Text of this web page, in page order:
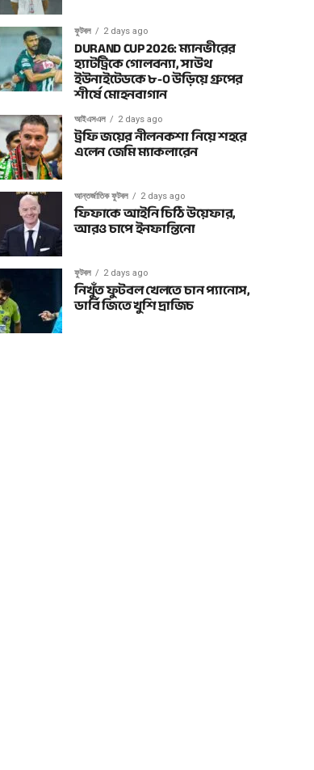
ফুটবল 2 days ago
DURAND CUP 2026: ম্যানভীরের
হ্যাটট্রিকে গোলবন্যা, সাউথ
ইউনাইটেডকে ৮-০ উড়িয়ে গ্রুপের
শীর্ষে মোহনবাগান
আইএসএল 2 days ago
ট্রফি জয়ের নীলনকশা নিয়ে শহরে
এলেন জেমি ম্যাকলারেন
আন্তর্জাতিক ফুটবল 2 days ago
ফিফাকে আইনি চিঠি উয়েফার,
আরও চাপে ইনফান্তিনো
ফুটবল 2 days ago
নিখুঁত ফুটবল খেলতে চান প্যানোস,
ডার্বি জিতে খুশি দ্রাজিচ